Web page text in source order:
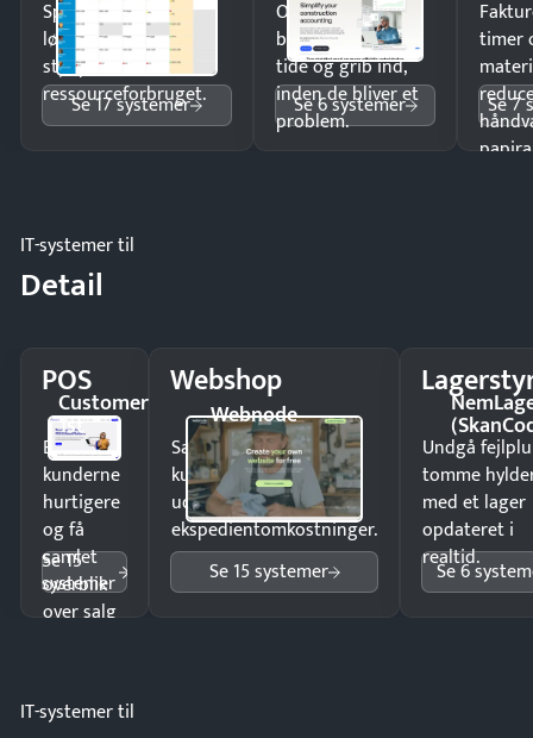
Spar tid på
lønberegning og få
styr på
ressourceforbruget.
Se 17 systemer
Opdag
budgetafvigelser i
tide og grib ind,
inden de bliver et
problem.
Se 6 systemer
timer
Se 7
IT-systemer til
Detail
POS
Customer
1st
Ekspedér
kunderne
hurtigere
og få
samlet
overblik
over salg
Se 15
systemer
Webshop
Webnode
Sælg produkter 24/7 til
kunder i hele landet
uden
ekspedientomkostninger.
Se 15 systemer
Undgå
tomme
med et lager
opdateret i
realtid.
Se 6
IT-systemer til